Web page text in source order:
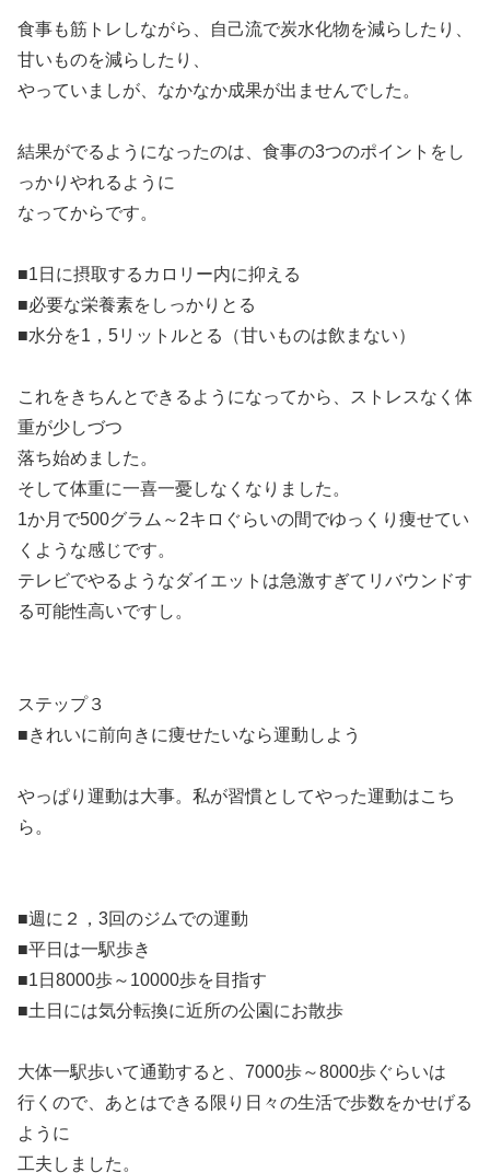
食事も筋トレしながら、自己流で炭水化物を減らしたり、
甘いものを減らしたり、
やっていましが、なかなか成果が出ませんでした。
結果がでるようになったのは、食事の3つのポイントをし
っかりやれるように
なってからです。
■1日に摂取するカロリー内に抑える
■必要な栄養素をしっかりとる
■水分を1，5リットルとる（甘いものは飲まない）
これをきちんとできるようになってから、ストレスなく体
重が少しづつ
落ち始めました。
そして体重に一喜一憂しなくなりました。
1か月で500グラム～2キロぐらいの間でゆっくり痩せてい
くような感じです。
テレビでやるようなダイエットは急激すぎてリバウンドす
る可能性高いですし。
ステップ３
■きれいに前向きに痩せたいなら運動しよう
やっぱり運動は大事。私が習慣としてやった運動はこち
ら。
■週に２，3回のジムでの運動
■平日は一駅歩き
■1日8000歩～10000歩を目指す
■土日には気分転換に近所の公園にお散歩
大体一駅歩いて通勤すると、7000歩～8000歩ぐらいは
行くので、あとはできる限り日々の生活で歩数をかせげる
ように
工夫しました。